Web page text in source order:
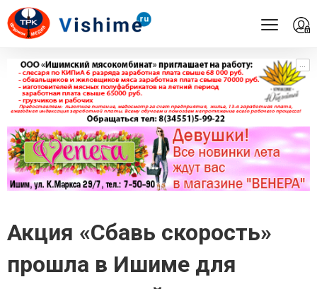
...
...
Акция «Сбавь скорость»
прошла в Ишиме для